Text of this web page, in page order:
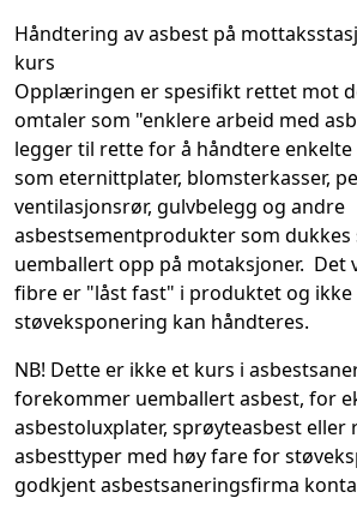
Håndtering av asbest på
kurs
Opplæringen er spesifikt rettet mot
omtaler som "enklere arbeid med
legger til rette for å håndtere enkelte
som eternittplater, blomsterkasser,
ventilasjonsrør, gulvbelegg og andre
asbestsementprodukter som dukkes
uemballert opp på motaksjoner. Det
fibre er "låst fast" i produktet og
støveksponering kan håndteres.
NB! Dette er ikke et kurs i
forekommer uemballert asbest, for
asbestoluxplater, sprøyteasbest eller
asbesttyper med høy fare for
godkjent asbestsaneringsfirma